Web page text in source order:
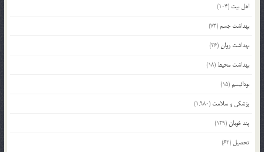
اهل بیت (104)
بهداشت جسم(73)
بهداشت روان(26)
بهداشت محیط (18)
بودائیسم(15)
پزشکی و سلامت (1,980)
پند خوبان(129)
تحصیل (62)